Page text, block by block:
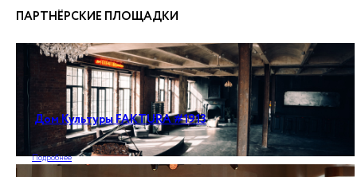
ПАРТНЁРСКИЕ ПЛОЩАДКИ
Дом Культуры FAKTURA #1913
Подробнее